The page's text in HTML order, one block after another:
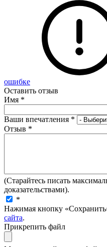
ошибке
Оставить отзыв
Имя *
Ваши впечатления *
Отзыв *
(Старайтесь писать
доказательствами).
*
Нажимая кнопку
сайта.
Прикрепить файл